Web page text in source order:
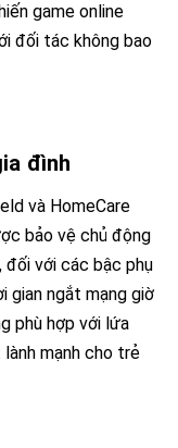
game online
đối tác không bao
đình
và HomeCare
bảo vệ chủ động
với các bậc phụ
gian ngắt mạng giờ
phù hợp với lứa
mạnh cho trẻ